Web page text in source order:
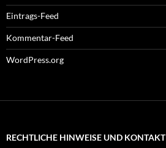
Eintrags-Feed
Kommentar-Feed
WordPress.org
RECHTLICHE HINWEISE UND KONTAKT